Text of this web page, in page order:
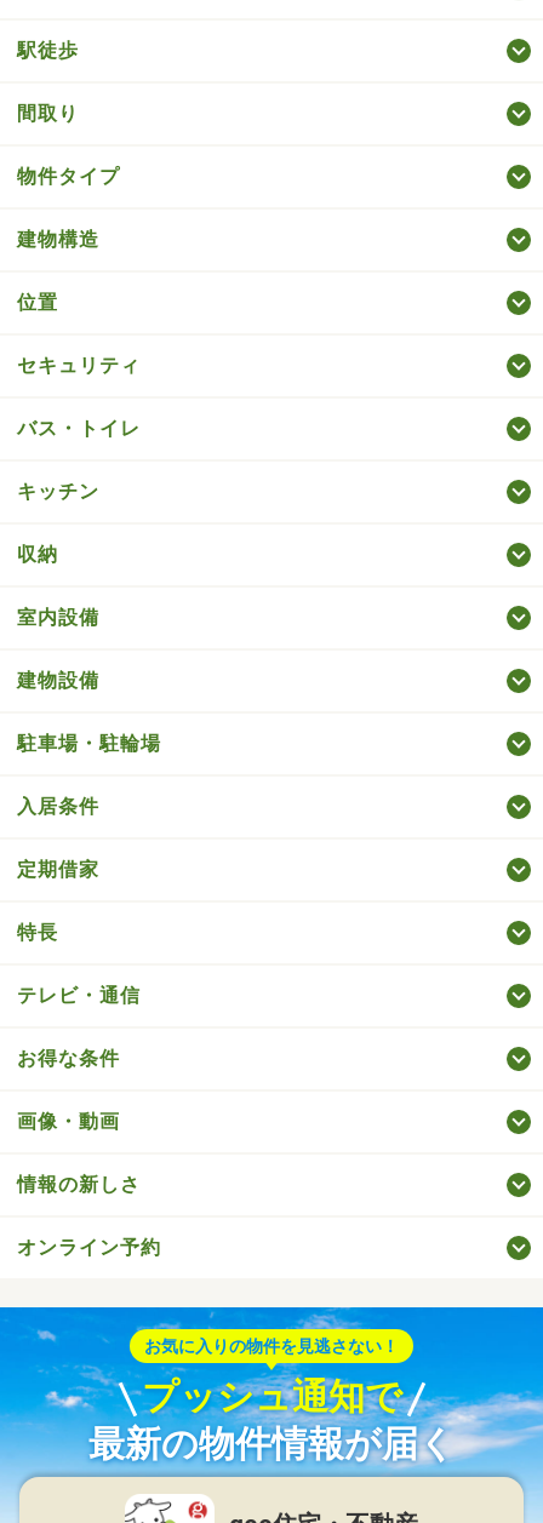
駅徒歩
間取り
物件タイプ
建物構造
位置
セキュリティ
バス・トイレ
キッチン
収納
室内設備
建物設備
駐車場・駐輪場
入居条件
定期借家
特長
テレビ・通信
お得な条件
画像・動画
情報の新しさ
オンライン予約
お気に入りの物件を見逃さない！
プッシュ通知で
最新の物件情報が届く